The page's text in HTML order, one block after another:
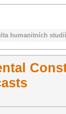
humanitních studií